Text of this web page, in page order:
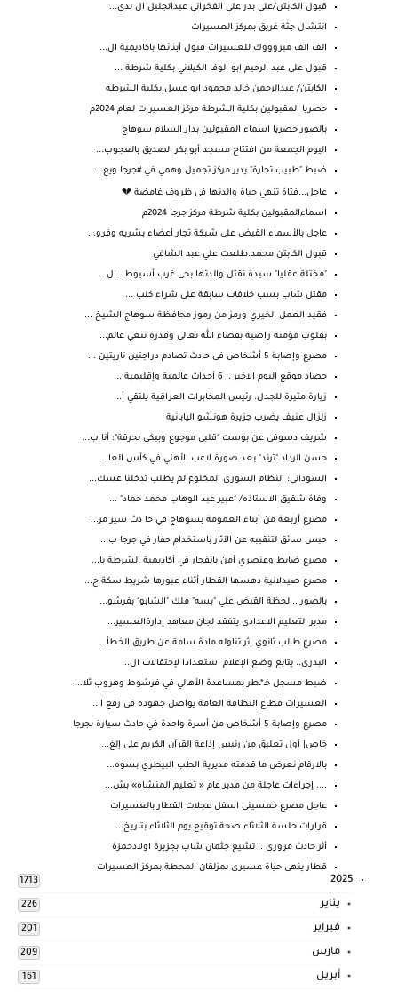
قبول الكابتن/علي بدر علي الفخراني عبدالجليل ال بدي...
انتشال جثة غريق بمركز العسيرات
الف الف مبروووك للعسيرات قبول أبنائها باكاديمية ال...
قبول على عبد الرحيم ابو الوفا الكيلاني بكلية شرطة ...
الكابتن/ عبدالرحمن خالد محمود ابو عسل بكلية الشرطه
حصريا المقبولين بكلية الشرطة مركز العسيرات لعام 2024م
بالصور حصريا اسماء المقبولين بدار السلام سوهاج
اليوم الجمعة من افتتاح مسجد أبو بكر الصديق بالعجوب...
ضبط "طبيب تجارة" يدير مركز تجميل وهمي في #جرجا ويع...
عاجل...فتاة تنهي حياة والدتها فى ظروف غامضة 💔
اسماءالمقبولين بكلية شرطة مركز جرجا 2024م
عاجل بالأسماء القبض على شبكة تجار أعضاء بشريه وفرو...
قبول الكابتن محمد.طلعت علي عبد الشافي
"مختلة عقليا" سيدة تقتل والدتها بحى غرب أسيوط.. ال...
مقتل شاب بسب خلافات سابقة علي شراء كلب ...
فقيد العمل الخيري ورمز من رموز محافظة سوهاج الشيخ ...
بقلوب مؤمنة راضية بقضاء الله تعالى وقدره ننعي عالم...
مصرع وإصابة 5 أشخاص فى حادث تصادم دراجتين ناريتين ...
حصاد موقع اليوم الاخير .. 6 أحداث عالمية وإقليمية ...
زيارة مثيرة للجدل: رئيس المخابرات العراقية يلتقي أ...
زلزال عنيف يضرب جزيرة هونشو اليابانية
شريف دسوقى عن بوست "قلبى موجوع وببكى بحرقة": أنا ب...
حسن الرداد "ترند" بعد صورة لاعب الأهلي في كأس العا...
السوداني: النظام السوري المخلوع لم يطلب تدخلنا عسك...
وفاة شقيق الاستاذه/ "عبير عبد الوهاب محمد حماد" ...
مصرع أربعة من أبناء العمومة بسوهاج في حا دث سير مر...
حبس سائق لتنقيبه عن الآثار باستخدام حفار في جرجا ب...
مصرع ضابط وعنصري أمن بانفجار في أكاديمية الشرطة با...
مصرع صيدلانية دهسها القطار أثناء عبورها شريط سكة ح...
بالصور .. لحظة القبض علي "بسه" ملك "الشابو" بفرشو...
مدير التعليم الاعدادى يتفقد لجان معاهد إدارةالعسير...
مصرع طالب ثانوي إثر تناوله مادة سامة عن طريق الخطأ...
البدري.. يتابع وضع الإعلام استعدادا لإحتفالات ال...
ضبط مسجل خـ*ـطر بمساعدة الأهالي في فرشوط وهروب ثلا...
العسيرات قطاع النظافة العامة يواصل جهوده فى رفع ا...
مصرع وإصابة 5 أشخاص من أسرة واحدة في حادث سيارة بجرجا
خاص| أول تعليق من رئيس إذاعة القرآن الكريم على إلغ...
بالارقام نعرض ما قدمته مديرية الطب البيطري بسوه...
.... إجراءات عاجلة من مدير عام « تعليم المنشاه» بش...
عاجل مصرع خمسينى اسفل عجلات القطار بالعسيرات
قرارات حلسة الثلاثاء صحة توقيع يوم الثلاثاء بتاريخ...
أثر حادث مروري .. تشيع جثمان شاب بجزيرة اولادحمزة
قطار ينهى حياة عسيرى بمزلقان المحطة بمركز العسيرات
2025
1713
يناير 226
فبراير 201
مارس 209
أبريل 161